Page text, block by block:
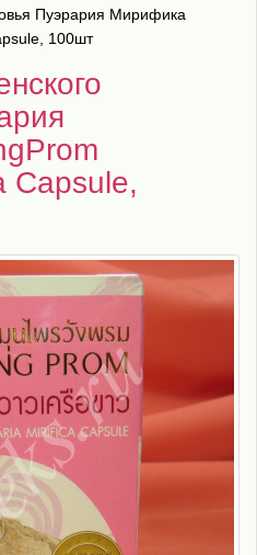
Пуэрария Мирифика
100шт
Capsule,